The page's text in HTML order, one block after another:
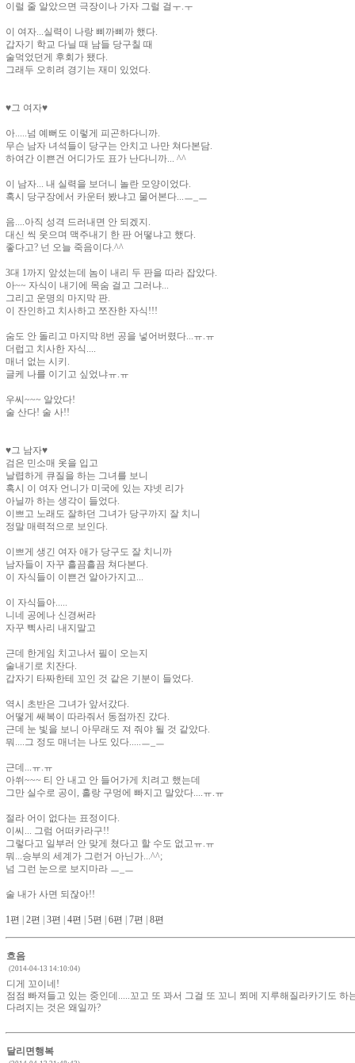
이럴 줄 알았으면 극장이나 가자 그럴 걸ㅜ.ㅜ
이 여자...실력이 나랑 삐까삐까 했다.
갑자기 학교 다닐 때 남들 당구칠 때
술먹었던게 후회가 됐다.
그래두 오히려 경기는 재미 있었다.
♥그 여자♥
아.....넘 예뻐도 이렇게 피곤하다니까.
무슨 남자 녀석들이 당구는 안치고 나만 쳐다본담.
하여간 이쁜건 어디가도 표가 난다니까... ^^
이 남자... 내 실력을 보더니 놀란 모양이었다.
혹시 당구장에서 카운터 봤냐고 물어본다...ㅡ_ㅡ
음....아직 성격 드러내면 안 되겠지.
대신 씩 웃으며 맥주내기 한 판 어떻냐고 했다.
좋다고? 넌 오늘 죽음이다.^^
3대 1까지 앞섰는데 놈이 내리 두 판을 따라 잡았다.
아~~ 자식이 내기에 목숨 걸고 그러냐...
그리고 운명의 마지막 판.
이 잔인하고 치사하고 쪼잔한 자식!!!
숨도 안 돌리고 마지막 8번 공을 넣어버렸다...ㅠ.ㅠ
더럽고 치사한 자식....
매너 없는 시키.
글케 나를 이기고 싶었냐ㅠ.ㅠ
우씨~~~ 알았다!
술 산다! 술 사!!
♥그 남자♥
검은 민소매 옷을 입고
날렵하게 큐질을 하는 그녀를 보니
혹시 이 여자 언니가 미국에 있는 쟈넷 리가
아닐까 하는 생각이 들었다.
이쁘고 노래도 잘하던 그녀가 당구까지 잘 치니
정말 매력적으로 보인다.
이쁘게 생긴 여자 애가 당구도 잘 치니까
남자들이 자꾸 흘끔흘끔 쳐다본다.
이 자식들이 이쁜건 알아가지고...
이 자식들아.....
니네 공에나 신경써라
자꾸 삑사리 내지말고
근데 한게임 치고나서 필이 오는지
술내기로 치잔다.
갑자기 타짜한테 꼬인 것 같은 기분이 들었다.
역시 초반은 그녀가 앞서갔다.
어떻게 쌔복이 따라줘서 동점까진 갔다.
근데 눈 빛을 보니 아무래도 져 줘야 될 것 같았다.
뭐....그 정도 매너는 나도 있다.....ㅡ_ㅡ
근데...ㅠ.ㅠ
아쒸~~~ 티 안 내고 안 들어가게 치려고 했는데
그만 실수로 공이, 홀랑 구멍에 빠지고 말았다....ㅠ.ㅠ
절라 어이 없다는 표정이다.
이씨... 그럼 어떠카라구!!
그렇다고 일부러 안 맞게 쳤다고 할 수도 없고ㅠ.ㅠ
뭐...승부의 세계가 그런거 아닌가...^^;
넘 그런 눈으로 보지마라 ㅡ_ㅡ
술 내가 사면 되잖아!!
1편 2편 3편 4편 5편 6편 7편 8편
흐음
(2014-04-13 14:10:04)
디게 꼬이네!
점점 빠져들고 있는 중인데.....꼬고 또 꽈서 그걸 또 꼬니 쬐메 지루해질라카기도 하
다려지는 것은 왜일까?
달리면행복